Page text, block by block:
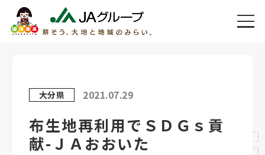
大分県 2021.07.29
布生地再利用でＳＤＧｓ貢
献-ＪＡおおいた